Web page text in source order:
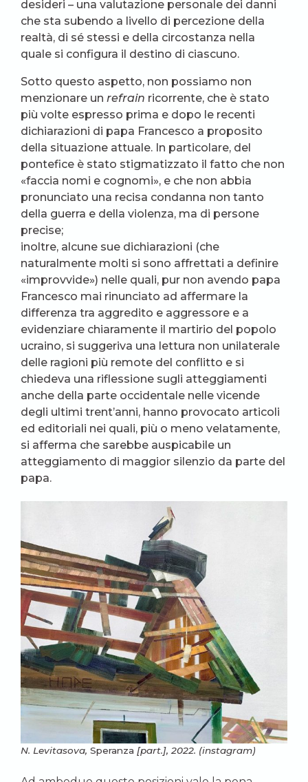
desideri – una valutazione personale dei danni
che sta subendo a livello di percezione della
realtà, di sé stessi e della circostanza nella
quale si configura il destino di ciascuno.
Sotto questo aspetto, non possiamo non
menzionare un refrain ricorrente, che è stato
più volte espresso prima e dopo le recenti
dichiarazioni di papa Francesco a proposito
della situazione attuale. In particolare, del
pontefice è stato stigmatizzato il fatto che non
«faccia nomi e cognomi», e che non abbia
pronunciato una recisa condanna non tanto
della guerra e della violenza, ma di persone
precise;
inoltre, alcune sue dichiarazioni (che
naturalmente molti si sono affrettati a definire
«improvvide») nelle quali, pur non avendo papa
Francesco mai rinunciato ad affermare la
differenza tra aggredito e aggressore e a
evidenziare chiaramente il martirio del popolo
ucraino, si suggeriva una lettura non unilaterale
delle ragioni più remote del conflitto e si
chiedeva una riflessione sugli atteggiamenti
anche della parte occidentale nelle vicende
degli ultimi trent’anni, hanno provocato articoli
ed editoriali nei quali, più o meno velatamente,
si afferma che sarebbe auspicabile un
atteggiamento di maggior silenzio da parte del
papa.
N. Levitasova, Speranza [part.], 2022. (instagram)